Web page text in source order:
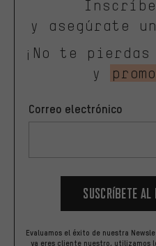
y asegúrate
¡No te
y
Correo electrónico
Suscríbete
Evaluamos el éxito de nuestra
ya eres cliente nuestro, utilizamos